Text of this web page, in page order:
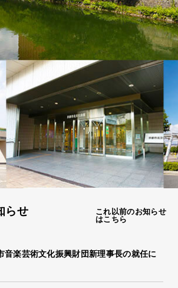
らせ
これ以前のお知らせ
はこちら
音楽芸術文化振興財団新理事長の就任に